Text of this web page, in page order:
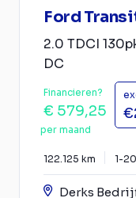
Ford
2.0 TDCI
DC
Financieren?
€ 579,25
per maand
122.125 km 1-
Derks